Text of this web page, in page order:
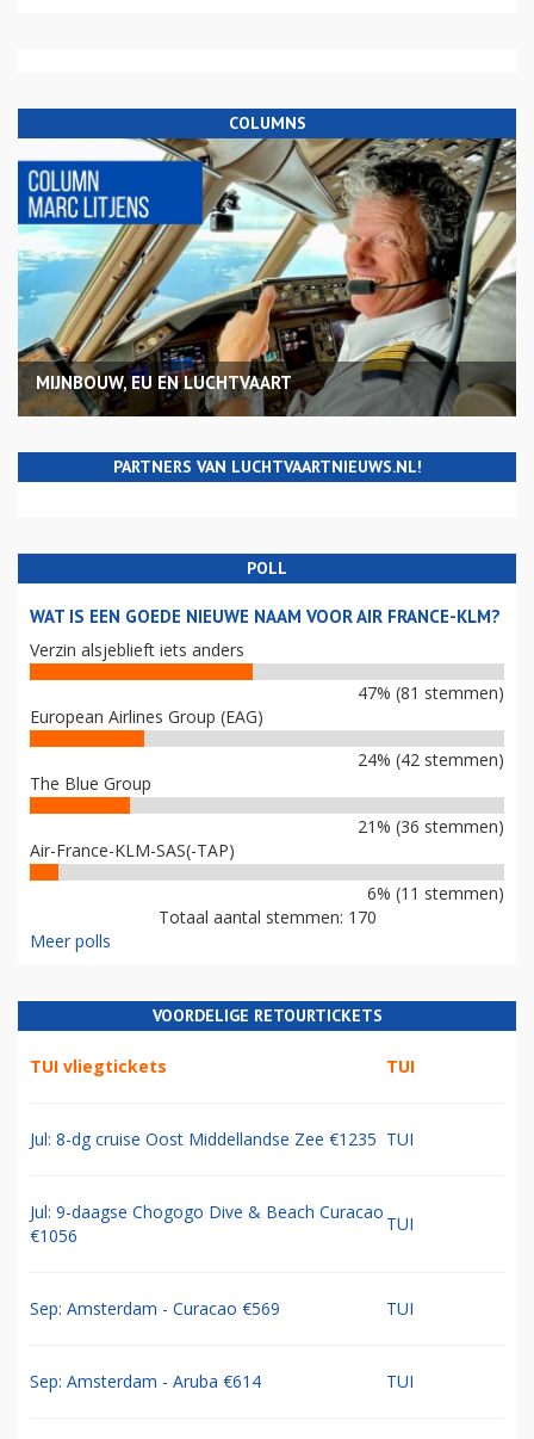
COLUMNS
MIJNBOUW, EU EN LUCHTVAART
PARTNERS VAN LUCHTVAARTNIEUWS.NL!
POLL
WAT IS EEN GOEDE NIEUWE NAAM VOOR AIR FRANCE-KLM?
Verzin alsjeblieft iets anders
47% (81 stemmen)
European Airlines Group (EAG)
24% (42 stemmen)
The Blue Group
21% (36 stemmen)
Air-France-KLM-SAS(-TAP)
6% (11 stemmen)
Totaal aantal stemmen: 170
Meer polls
VOORDELIGE RETOURTICKETS
TUI vliegtickets TUI
Jul: 8-dg cruise Oost Middellandse Zee €1235 TUI
Jul: 9-daagse Chogogo Dive & Beach Curacao
€1056
TUI
Sep: Amsterdam - Curacao €569 TUI
Sep: Amsterdam - Aruba €614 TUI